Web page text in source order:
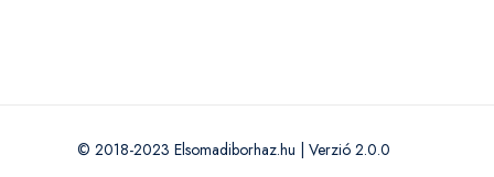
© 2018-2023 Elsomadiborhaz.hu | Verzió 2.0.0